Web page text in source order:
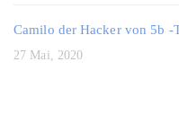
Camilo der Hacker von 5b -
27 Mai, 2020